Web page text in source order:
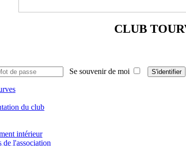
CLUB
Se souvenir de moi S'identifier
du club
intérieur
de l'association